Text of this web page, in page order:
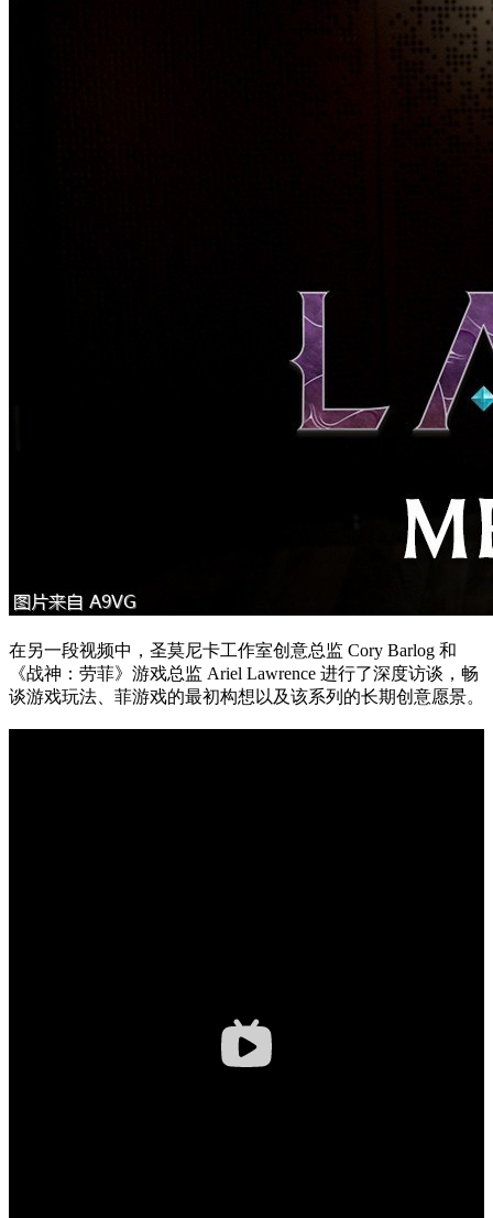
在另一段视频中，圣莫尼卡工作室创意总监 Cory Barlog 和
《战神：劳菲》游戏总监 Ariel Lawrence 进行了深度访谈，畅
谈游戏玩法、菲游戏的最初构想以及该系列的长期创意愿景。